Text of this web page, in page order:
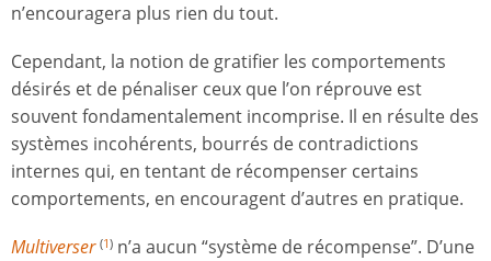
n’encouragera plus rien du tout.
Cependant, la notion de gratifier les comportements
désirés et de pénaliser ceux que l’on réprouve est
souvent fondamentalement incomprise. Il en résulte des
systèmes incohérents, bourrés de contradictions
internes qui, en tentant de récompenser certains
comportements, en encouragent d’autres en pratique.
Multiverser (1) n’a aucun “système de récompense”. D’une